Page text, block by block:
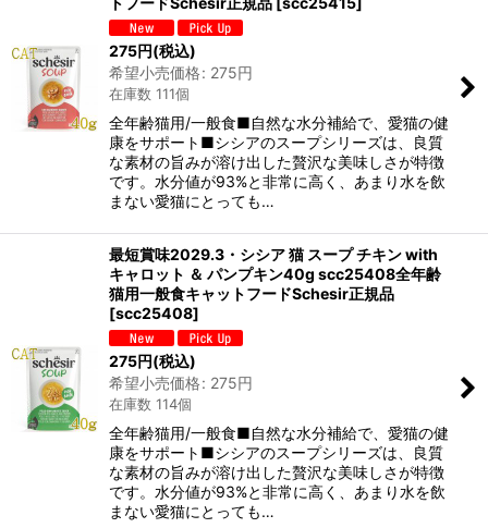
275円(税込)
希望小売価格: 275円
在庫数 111個
全年齢猫用/一般食■自然な水分補給で、愛猫の健
康をサポート■シシアのスープシリーズは、良質
な素材の旨みが溶け出した贅沢な美味しさが特徴
です。水分値が93%と非常に高く、あまり水を飲
まない愛猫にとっても…
最短賞味2029.3・シシア 猫 スープ チキン with
キャロット ＆ パンプキン40g scc25408全年齢
猫用一般食キャットフードSchesir正規品
[scc25408]
275円(税込)
希望小売価格: 275円
在庫数 114個
全年齢猫用/一般食■自然な水分補給で、愛猫の健
康をサポート■シシアのスープシリーズは、良質
な素材の旨みが溶け出した贅沢な美味しさが特徴
です。水分値が93%と非常に高く、あまり水を飲
まない愛猫にとっても…